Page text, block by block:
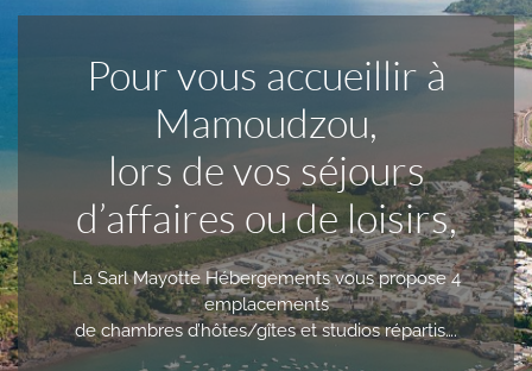
Pour vous accueillir à
Mamoudzou,
lors de vos séjours
d’affaires ou de loisirs,
La Sarl Mayotte Hébergements vous propose 4
emplacements
de chambres d’hôtes/gîtes et studios répartis….